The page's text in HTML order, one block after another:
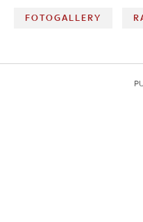
FOTOGALLERY